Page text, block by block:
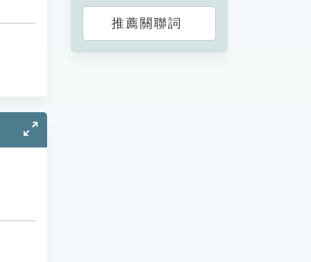
推薦關聯詞